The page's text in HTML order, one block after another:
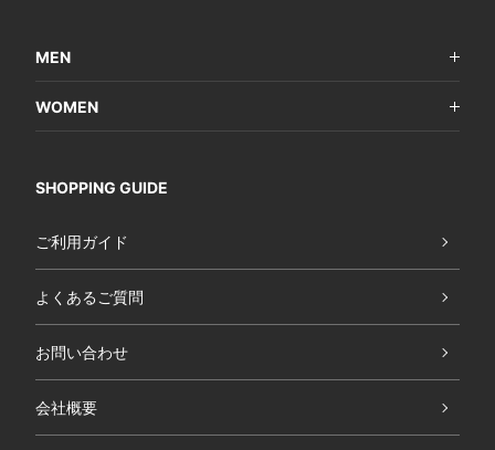
MEN
WOMEN
SHOPPING GUIDE
ご利用ガイド
よくあるご質問
お問い合わせ
会社概要